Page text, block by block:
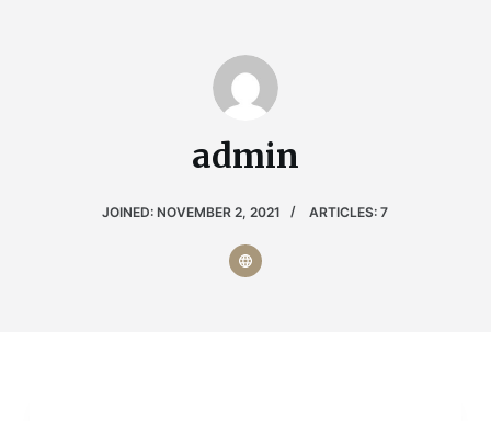
admin
JOINED: NOVEMBER 2, 2021 ARTICLES: 7